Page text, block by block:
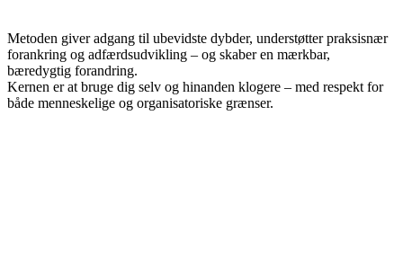
Metoden giver adgang til ubevidste dybder, understøtter praksisnær
forankring og adfærdsudvikling – og skaber en mærkbar,
bæredygtig forandring.
Kernen er at bruge dig selv og hinanden klogere – med respekt for
både menneskelige og organisatoriske grænser.